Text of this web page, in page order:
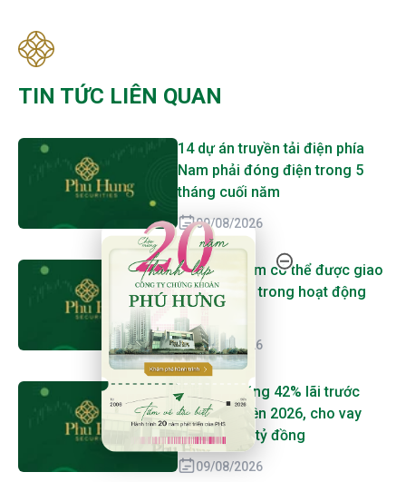
TIN TỨC LIÊN QUAN
14 dự án truyền tải điện phía
Nam phải đóng điện trong 5
tháng cuối năm
09/08/2026
Petrovietnam có thể được giao
thêm quyền trong hoạt động
09/08/2026
Agribank tăng 42% lãi trước
thuế bán niên 2026, cho vay
vượt 2 triệu tỷ đồng
09/08/2026
20 Năm Thành Lập - Công Ty Chứng Khoán Phú